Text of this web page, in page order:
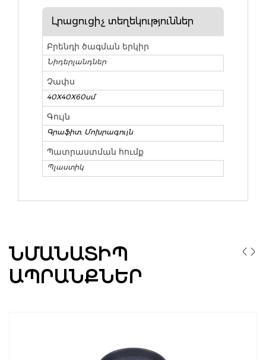
Լրացուցիչ տեղեկություններ
Բրենդի ծագման երկիր
Նիդերլանդներ
Չափս
40X40X60սմ
Գույն
Գրաֆիտ, Մոխրագույն
Պատրաստման հումք
Պլաստիկ
ՆՄԱՆԱՏԻՊ
ԱՊՐԱՆՔՆԵՐ